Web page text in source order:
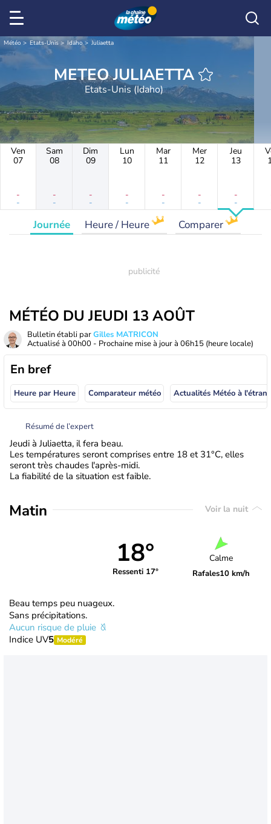
Météo Etats-Unis Idaho Juliaetta
METEO JULIAETTA
Etats-Unis (Idaho)
Ven
07
-
-
Sam
08
-
-
Dim
09
-
-
Lun
10
-
-
Mar
11
-
-
Mer
12
-
-
Jeu
13
-
-
Journée Heure / Heure Comparer
MÉTÉO DU JEUDI 13 AOÛT
Bulletin établi parGilles MATRICON
Actualisé à 00h00 - Prochaine mise à jour à 06h15 (heure locale)
En bref
Heure par Heure Comparateur météo
Résumé de l’expert
Jeudi à Juliaetta, il fera beau.
Les températures seront comprises entre 18 et 31°C, elles
seront très chaudes l'après-midi.
La fiabilité de la situation est faible.
Matin Voir la nuit
18°
Ressenti 17°
Calme
Rafales10 km/h
Beau temps peu nuageux.
Sans précipitations.
Aucun risque de pluie
Indice UV5 Modéré